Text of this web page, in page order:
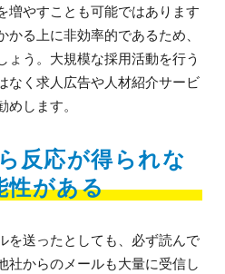
増やすことも可能ではあります
る上に非効率的であるため、
ょう。大規模な採用活動を行う
なく求人広告や人材紹介サービ
します。
反応が得られな
性がある
を送ったとしても、必ず読んで
社からのメールも大量に受信し